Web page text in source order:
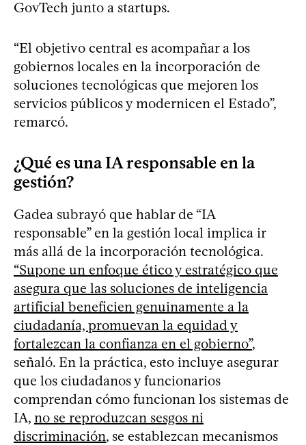
GovTech junto a startups.
“El objetivo central es acompañar a los
gobiernos locales en la incorporación de
soluciones tecnológicas que mejoren los
servicios públicos y modernicen el Estado”,
remarcó.
¿Qué es una IA responsable en la
gestión?
Gadea subrayó que hablar de “IA
responsable” en la gestión local implica ir
más allá de la incorporación tecnológica.
“Supone un enfoque ético y estratégico que
asegura que las soluciones de inteligencia
artificial beneficien genuinamente a la
ciudadanía, promuevan la equidad y
fortalezcan la confianza en el gobierno”,
señaló. En la práctica, esto incluye asegurar
que los ciudadanos y funcionarios
comprendan cómo funcionan los sistemas de
IA, no se reproduzcan sesgos ni
discriminación, se establezcan mecanismos